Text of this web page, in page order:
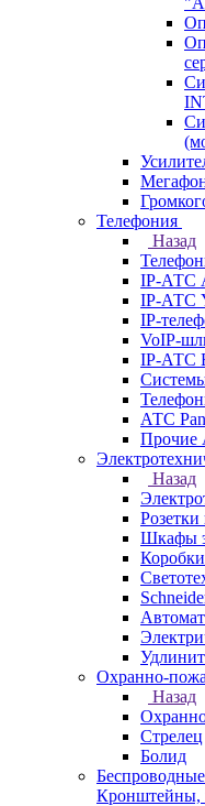
Телефония
Назад
IP-АТС
IP-АТС
IP-
VoIP-
IP-АТС
АТС
Прочие
Назад
Шкафы
Охранно-
Назад
Стрелец
Болид
Кронштейны,